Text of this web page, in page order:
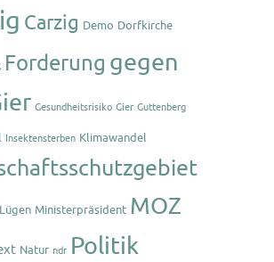
Carzig Demo Dorfkirche
Forderung gegen
Gesundheitsrisiko Gier Guttenberg
Insektensterben Klimawandel
Lügen Ministerpräsident MOZ
Natur ndr Politik